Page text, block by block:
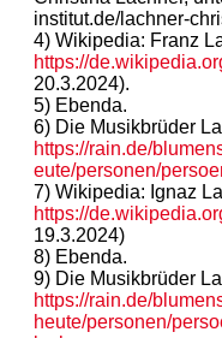
institut.de/lachner-
4) Wikipedia: Franz
https://
20.3.2024).
5) Ebenda.
6) Die Musikbrüder
https://rain.de/
eute/personen/
7) Wikipedia: Ignaz
https://
19.3.2024)
8) Ebenda.
9) Die Musikbrüder
https://rain.de/
heute/personen/